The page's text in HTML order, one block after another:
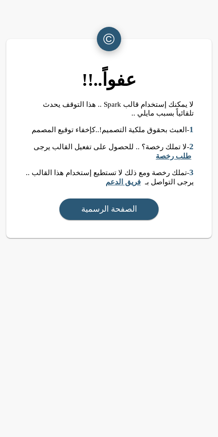
©
عفواً..!!
لا يمكنك إستخدام قالب Spark .. هذا التوقف يحدث
تلقائياً بسبب مايلي ..
1-العبث بحقوق ملكية التصميم!..كإخفاء توقيع المصمم
2-لا تملك رخصة؟ .. للحصول على تفعيل القالب يرجى
طلب رخصة
3-تملك رخصة ومع ذلك لا تستطيع إستخدام هذا القالب ..
يرجى التواصل بـ فريق الدعم
الصفحة الرسمية